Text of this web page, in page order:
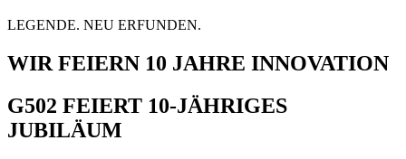
LEGENDE. NEU ERFUNDEN.
WIR FEIERN 10 JAHRE INNOVATION
G502 FEIERT 10-JÄHRIGES
JUBILÄUM